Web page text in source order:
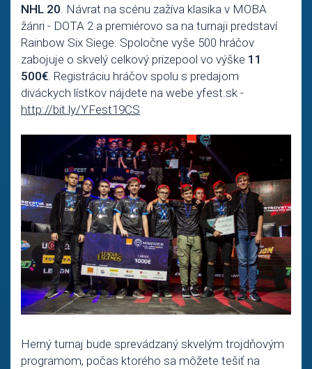
NHL 20 . Návrat na scénu zažíva klasika v MOBA
žánri - DOTA 2 a premiérovo sa na turnaji predstaví
Rainbow Six Siege. Spoločne vyše 500 hráčov
zabojuje o skvelý celkový prizepool vo výške 11
500€ . Registráciu hráčov spolu s predajom
diváckych lístkov nájdete na webe yfest.sk -
http://bit.ly/YFest19CS
Herný turnaj bude sprevádzaný skvelým trojdňovým
programom, počas ktorého sa môžete tešiť na